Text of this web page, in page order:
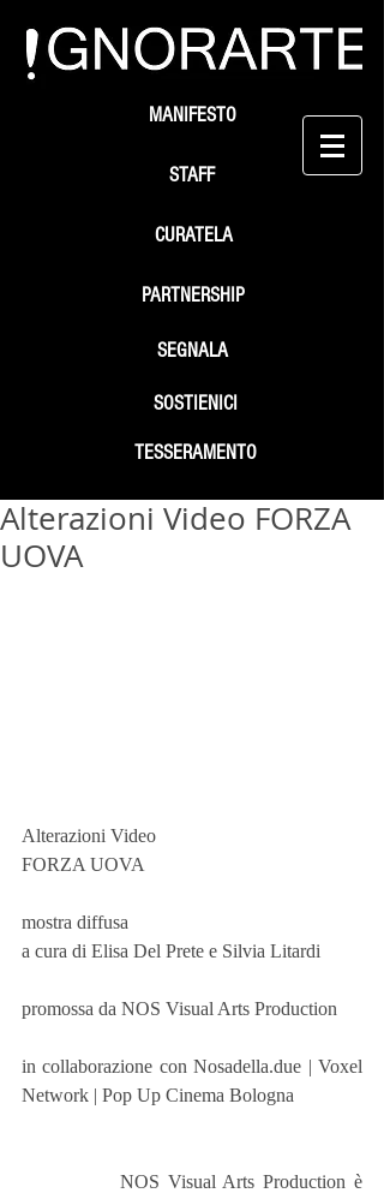
STAFF
SEGNALA
SOSTIENICI
MANIFESTO
PARTNERSHIP
TESSERAMENTO
CURATELA
Alterazioni Video FORZA
UOVA
Alterazioni Video
FORZA UOVA
mostra diffusa
a cura di Elisa Del Prete e Silvia Litardi
promossa da NOS Visual Arts Production
in collaborazione con Nosadella.due | Voxel
Network | Pop Up Cinema Bologna